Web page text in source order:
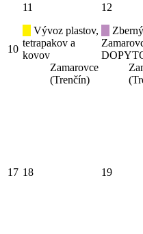
10
11
Vývoz plastov,
tetrapakov a
kovov
Zamarovce
(Trenčín)
12
17 18 19